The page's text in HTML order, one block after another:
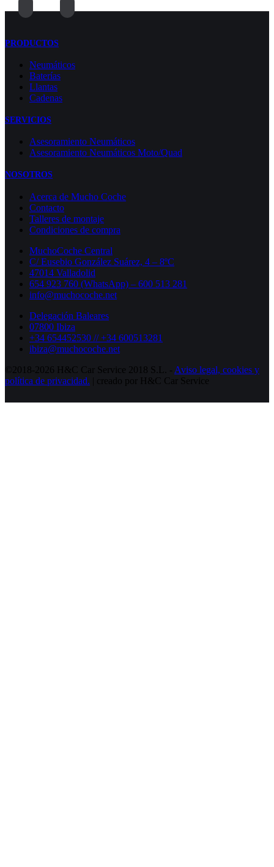
PRODUCTOS
Neumáticos
Baterías
Llantas
Cadenas
SERVICIOS
Asesoramiento Neumáticos
Asesoramiento Neumáticos Moto/Quad
NOSOTROS
Acerca de Mucho Coche
Contacto
Talleres de montaje
Condiciones de compra
MuchoCoche Central
C/ Eusebio González Suárez, 4 – 8ºC
47014 Valladolid
654 923 760 (WhatsApp) – 600 513 281
info@muchocoche.net
Delegación Baleares
07800 Ibiza
+34 654452530 // +34 600513281
ibiza@muchocoche.net
©2018-2026 H&C Car Service 2018 S.L. - Aviso legal, cookies y
política de privacidad. | creado por H&C Car Service